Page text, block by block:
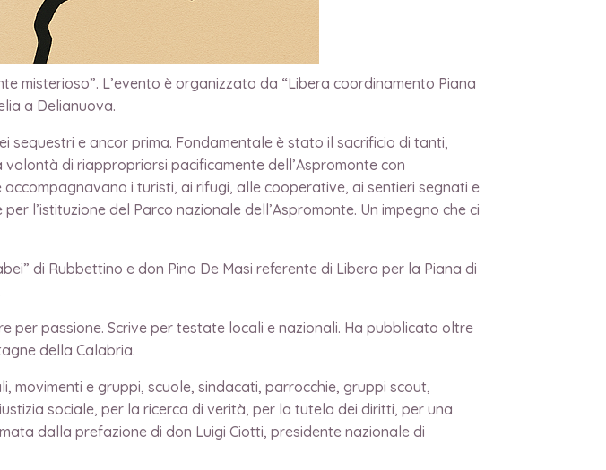
misterioso”. L’evento è organizzato da “Libera coordinamento Piana
a Delianuova.
e ancor prima. Fondamentale è stato il sacrificio di tanti,
di riappropriarsi pacificamente dell’Aspromonte con
i turisti, ai rifugi, alle cooperative, ai sentieri segnati e
l’istituzione del Parco nazionale dell’Aspromonte. Un impegno che ci
di Rubbettino e don Pino De Masi referente di Libera per la Piana di
passione. Scrive per testate locali e nazionali. Ha pubblicato oltre
della Calabria.
movimenti e gruppi, scuole, sindacati, parrocchie, gruppi scout,
sociale, per la ricerca di verità, per la tutela dei diritti, per una
dalla prefazione di don Luigi Ciotti, presidente nazionale di